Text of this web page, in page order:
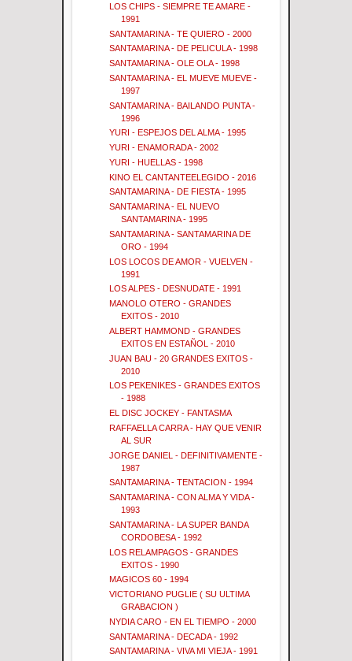
LOS CHIPS - SIEMPRE TE AMARE -
1991
SANTAMARINA - TE QUIERO - 2000
SANTAMARINA - DE PELICULA - 1998
SANTAMARINA - OLE OLA - 1998
SANTAMARINA - EL MUEVE MUEVE -
1997
SANTAMARINA - BAILANDO PUNTA -
1996
YURI - ESPEJOS DEL ALMA - 1995
YURI - ENAMORADA - 2002
YURI - HUELLAS - 1998
KINO EL CANTANTEELEGIDO - 2016
SANTAMARINA - DE FIESTA - 1995
SANTAMARINA - EL NUEVO
SANTAMARINA - 1995
SANTAMARINA - SANTAMARINA DE
ORO - 1994
LOS LOCOS DE AMOR - VUELVEN -
1991
LOS ALPES - DESNUDATE - 1991
MANOLO OTERO - GRANDES
EXITOS - 2010
ALBERT HAMMOND - GRANDES
EXITOS EN ESTAÑOL - 2010
JUAN BAU - 20 GRANDES EXITOS -
2010
LOS PEKENIKES - GRANDES EXITOS
- 1988
EL DISC JOCKEY - FANTASMA
RAFFAELLA CARRA - HAY QUE VENIR
AL SUR
JORGE DANIEL - DEFINITIVAMENTE -
1987
SANTAMARINA - TENTACION - 1994
SANTAMARINA - CON ALMA Y VIDA -
1993
SANTAMARINA - LA SUPER BANDA
CORDOBESA - 1992
LOS RELAMPAGOS - GRANDES
EXITOS - 1990
MAGICOS 60 - 1994
VICTORIANO PUGLIE ( SU ULTIMA
GRABACION )
NYDIA CARO - EN EL TIEMPO - 2000
SANTAMARINA - DECADA - 1992
SANTAMARINA - VIVA MI VIEJA - 1991